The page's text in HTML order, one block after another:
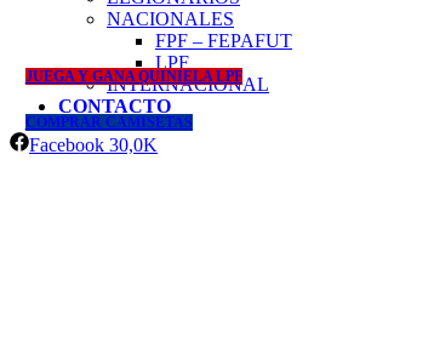
NACIONALES
FPF – FEPAFUT
LPF
INTERNACIONAL
CONTACTO
JUEGA Y GANA QUINIELA LPF
COMPRAR CAMISETAS
Facebook 30,0K